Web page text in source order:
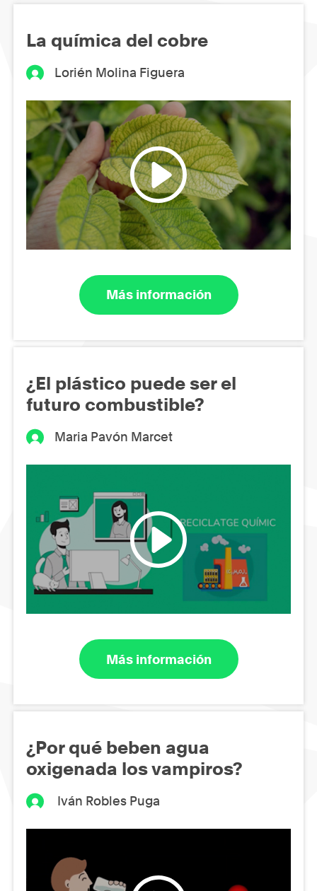
La química del cobre
Lorién Molina Figuera
Más información
¿El plástico puede ser el
futuro combustible?
Maria Pavón Marcet
Más información
¿Por qué beben agua
oxigenada los vampiros?
Iván Robles Puga